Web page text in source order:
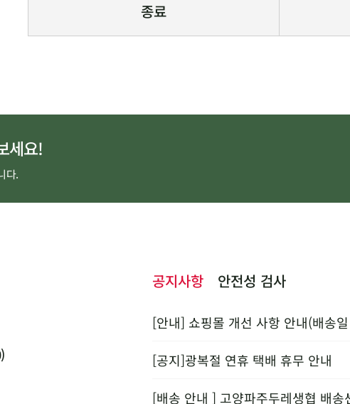
종료
세요!
다.
공지사항 안전성 검사
[안내] 쇼핑몰 개선 사항 안내(배송
[공지]광복절 연휴 택배 휴무 안내
[배송 안내 ] 고양파주두레생협 배송